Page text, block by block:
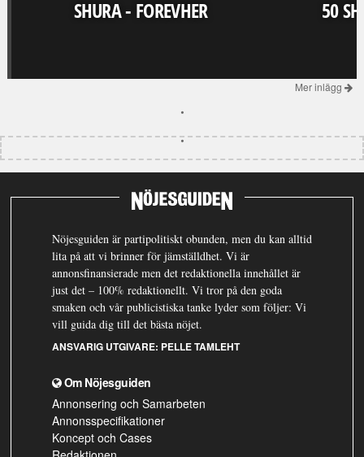
SHURA - FOREVHER 50
Mer inlägg
Nöjesguiden är partipolitiskt obunden, men du kan alltid
lita på att vi brinner för jämställdhet. Vi är
annonsfinansierade men det redaktionella innehållet är
just det – 100% redaktionellt. Vi tror på den goda
smaken och vår publicistiska tanke lyder som följer: Vi
vill guida dig till det bästa nöjet.
ANSVARIG UTGIVARE: PELLE TAMLEHT
Om Nöjesguiden
Annonsering och Samarbeten
Annonsspecifikationer
Koncept och Cases